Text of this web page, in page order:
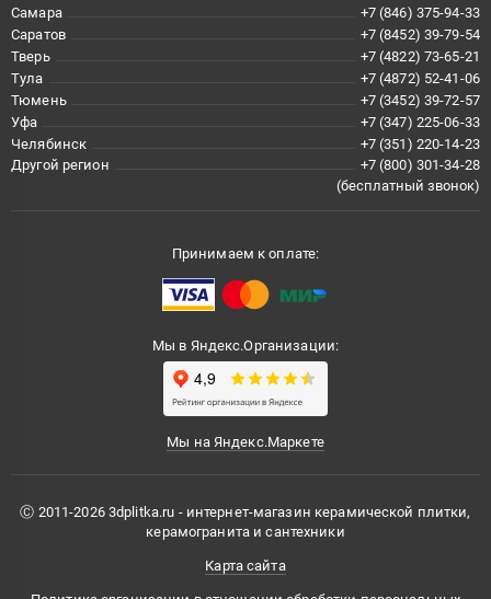
Самара
+7 (846) 375-94-33
Саратов
+7 (8452) 39-79-54
Тверь
+7 (4822) 73-65-21
Тула
+7 (4872) 52-41-06
Тюмень
+7 (3452) 39-72-57
Уфа
+7 (347) 225-06-33
Челябинск
+7 (351) 220-14-23
Другой регион
+7 (800) 301-34-28
(бесплатный звонок)
Принимаем к оплате:
Мы в Яндекс.Организации:
Мы на Яндекс.Маркете
Ⓒ 2011-2026 3dplitka.ru - интернет-магазин керамической плитки,
керамогранита и сантехники
Карта сайта